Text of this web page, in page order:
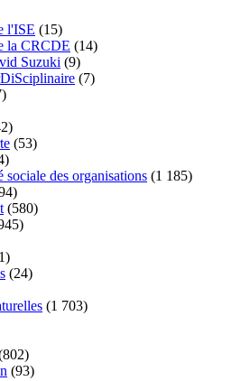
l'ISE (15)
la CRCDE (14)
Suzuki (9)
(7)
(53)
sociale des organisations (1 185)
(580)
(24)
(1 703)
(93)